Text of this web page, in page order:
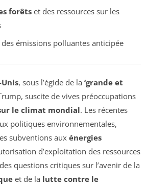
forêtset des ressources sur les
des émissions polluantes anticipée
, sous l’égide de la ‘grande et
suscite de vives préoccupations
le climat mondial. Les récentes
politiques environnementales,
subventions aux énergies
d’exploitation des ressources
questions critiques sur l’avenir de la
et de la lutte contre le